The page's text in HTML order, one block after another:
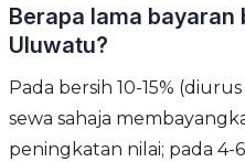
Berapa lama bayaran
Uluwatu?
Pada bersih 10-15%
sewa sahaja
peningkatan nilai; pada 4-